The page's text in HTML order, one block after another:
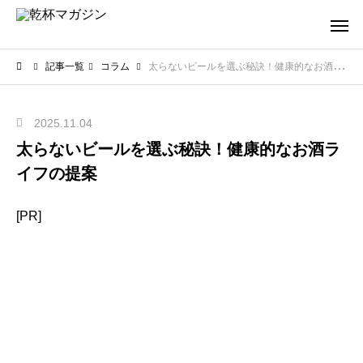
記事一覧 コラム 太らないビールを選ぶ秘訣！健康的なお酒ライフの提案
2025.11.04
太らないビールを選ぶ秘訣！健康的なお酒ラ
イフの提案
[PR]